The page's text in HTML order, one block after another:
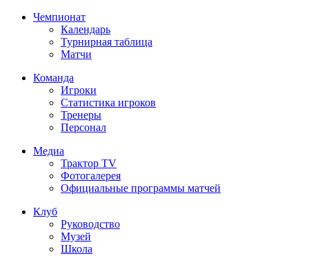
Чемпионат
Календарь
Турнирная таблица
Матчи
Команда
Игроки
Статистика игроков
Тренеры
Персонал
Медиа
Трактор TV
Фотогалерея
Официальные программы матчей
Клуб
Руководство
Музей
Школа